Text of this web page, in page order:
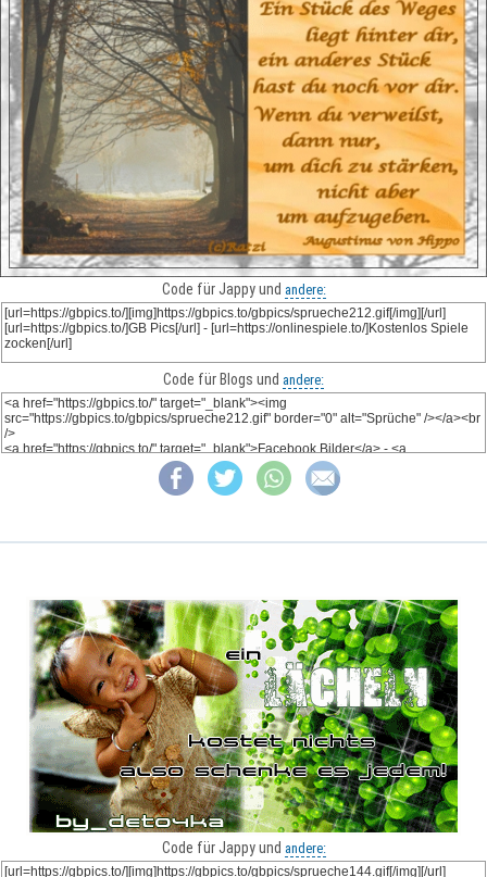
Code für Jappy und andere:
Code für Blogs und andere:
Code für Jappy und andere: